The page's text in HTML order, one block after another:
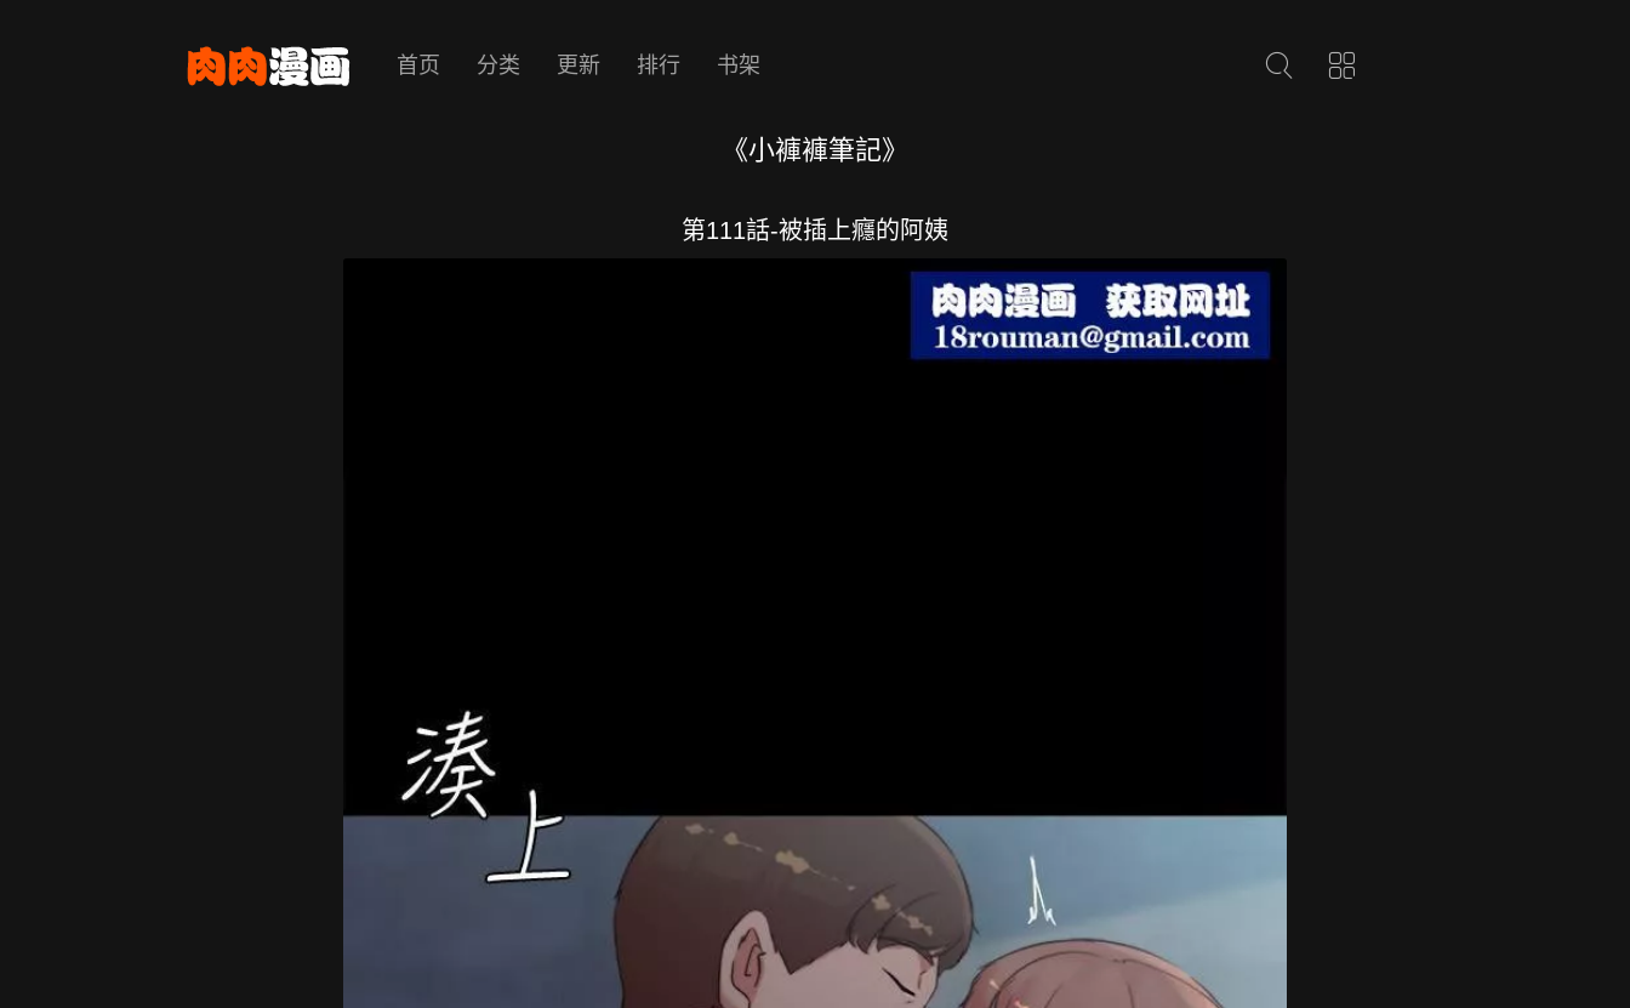
首页 分类 更新 排行 书架
《小褲褲筆記》
第111話-被插上癮的阿姨